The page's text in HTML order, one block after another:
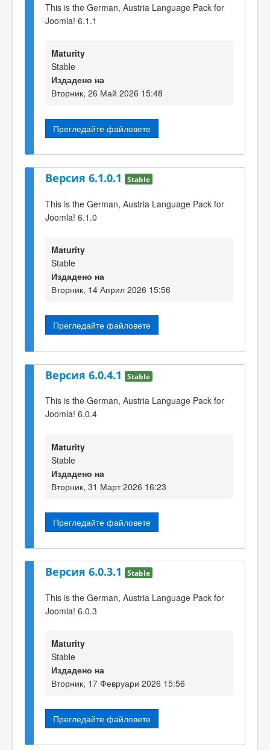
This is the German, Austria Language Pack for
Joomla! 6.1.1
Maturity
Stable
Издадено на
Вторник, 26 Май 2026 15:48
Прегледайте файловете
Версия 6.1.0.1 Stable
This is the German, Austria Language Pack for
Joomla! 6.1.0
Maturity
Stable
Издадено на
Вторник, 14 Април 2026 15:56
Прегледайте файловете
Версия 6.0.4.1 Stable
This is the German, Austria Language Pack for
Joomla! 6.0.4
Maturity
Stable
Издадено на
Вторник, 31 Март 2026 16:23
Прегледайте файловете
Версия 6.0.3.1 Stable
This is the German, Austria Language Pack for
Joomla! 6.0.3
Maturity
Stable
Издадено на
Вторник, 17 Февруари 2026 15:56
Прегледайте файловете